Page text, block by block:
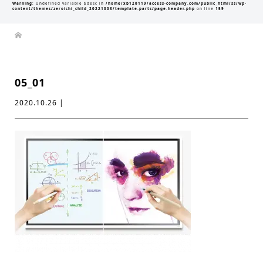
Warning: Undefined variable $desc in /home/xb120119/access-company.com/public_html/ss/wp-
content/themes/zeroichi_child_20221003/template-parts/page-header.php on line 159
05_01
2020.10.26 |